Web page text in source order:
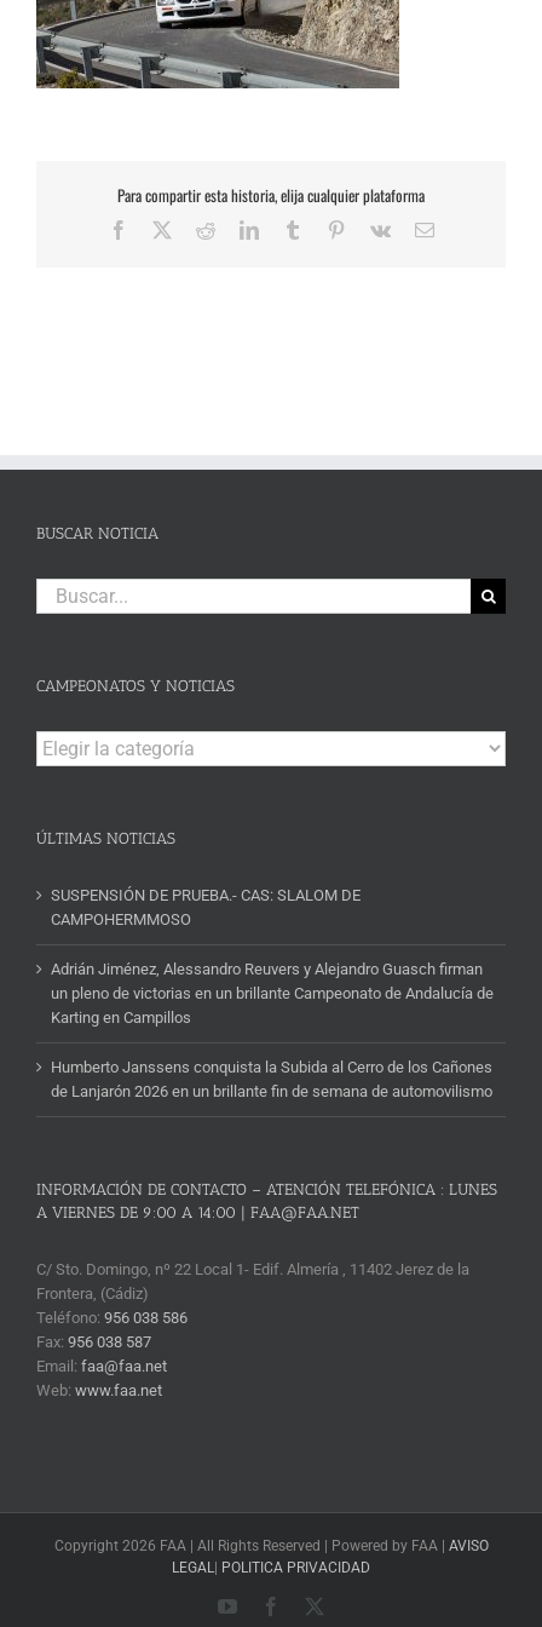
Para compartir esta historia, elija cualquier plataforma
Facebook RedditLinkedInTumblr Pinterest
Vk
Correo
BUSCAR NOTICIA
Buscar:
CAMPEONATOS Y NOTICIAS
Campeonatos
y
ÚLTIMAS NOTICIAS
SUSPENSIÓN DE PRUEBA.- CAS: SLALOM DE
CAMPOHERMMOSO
Adrián Jiménez, Alessandro Reuvers y Alejandro Guasch firman
un pleno de victorias en un brillante Campeonato de Andalucía de
Karting en Campillos
Humberto Janssens conquista la Subida al Cerro de los Cañones
de Lanjarón 2026 en un brillante fin de semana de automovilismo
INFORMACIÓN DE CONTACTO – ATENCIÓN TELEFÓNICA : LUNES
A VIERNES DE 9:00 A 14:00 | FAA@FAA.NET
C/ Sto. Domingo, nº 22 Local 1- Edif. Almería , 11402 Jerez de la
Frontera, (Cádiz)
Teléfono: 956 038 586
Fax: 956 038 587
Email: faa@faa.net
Web: www.faa.net
Copyright 2026 FAA | All Rights Reserved | Powered by FAA | AVISO
LEGAL | POLITICA PRIVACIDAD
YouTubeFacebook